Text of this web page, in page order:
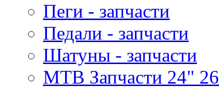
Пеги - запчасти
Педали - запчасти
Шатуны - запчасти
MTB Запчасти 24"